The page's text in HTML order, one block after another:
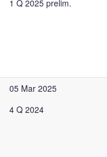
1 Q 2025 prelim.
05 Mar 2025
4 Q 2024